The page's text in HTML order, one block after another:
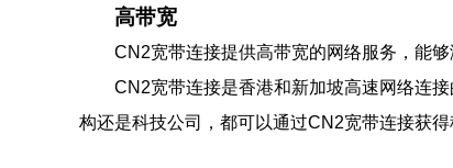
高带宽
CN2宽带连接提供高带宽的网络服务，能
CN2宽带连接是香港和新加坡高速网络连
构还是科技公司，都可以通过CN2宽带连接获得